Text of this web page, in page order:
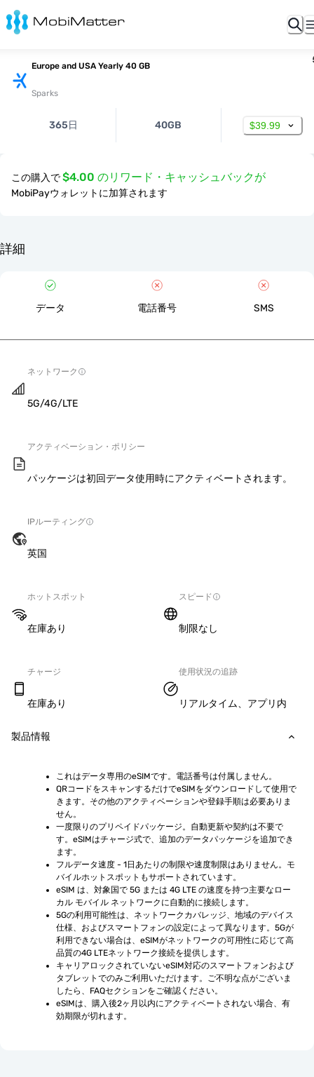
Europe and USA Yearly 40 GB
Sparks
365日 40GB $39.99
この購入で$4.00 のリワード・キャッシュバックが
MobiPayウォレットに加算されます
詳細
データ 電話番号 SMS
ネットワーク
5G/4G/LTE
アクティベーション・ポリシー
パッケージは初回データ使用時にアクティベートされます。
IPルーティング
英国
ホットスポット
在庫あり
スピード
制限なし
チャージ
在庫あり
使用状況の追跡
リアルタイム、アプリ内
製品情報
これはデータ専用のeSIMです。電話番号は付属しません。
QRコードをスキャンするだけでeSIMをダウンロードして使用で
きます。その他のアクティベーションや登録手順は必要ありま
せん。
一度限りのプリペイドパッケージ。自動更新や契約は不要で
す。eSIMはチャージ式で、追加のデータパッケージを追加でき
ます。
フルデータ速度 - 1日あたりの制限や速度制限はありません。モ
バイルホットスポットもサポートされています。
eSIM は、対象国で 5G または 4G LTE の速度を持つ主要なロー
カル モバイル ネットワークに自動的に接続します。
5Gの利用可能性は、ネットワークカバレッジ、地域のデバイス
仕様、およびスマートフォンの設定によって異なります。5Gが
利用できない場合は、eSIMがネットワークの可用性に応じて高
品質の4G LTEネットワーク接続を提供します。
キャリアロックされていないeSIM対応のスマートフォンおよび
タブレットでのみご利用いただけます。ご不明な点がございま
したら、FAQセクションをご確認ください。
eSIMは、購入後2ヶ月以内にアクティベートされない場合、有
効期限が切れます。